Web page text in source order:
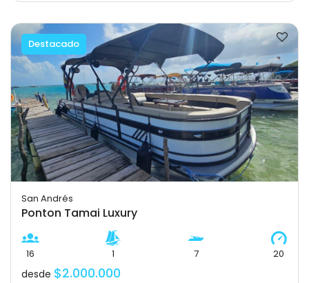
Destacado
San Andrés
Ponton Tamai Luxury
16 1 7 20
desde $2.000.000